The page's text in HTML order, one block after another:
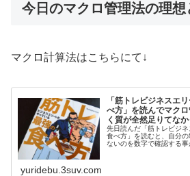
今日のマクロ管理法の理想
マクロ計算法はこちらにて↓
「筋トレビジネスエ
べ方」を読んでマク
く質が全然足りてな
先日読んだ「筋トレビジ
食べ方」を読むと、自分
ないのを数字で確認する事
yuridebu.3suv.com